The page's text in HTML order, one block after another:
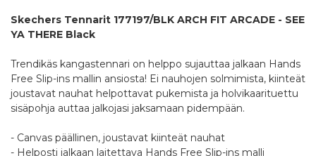
Skechers Tennarit 177197/BLK ARCH FIT ARCADE - SEE
YA THERE Black
Trendikäs kangastennari on helppo sujauttaa jalkaan Hands
Free Slip-ins mallin ansiosta! Ei nauhojen solmimista, kiinteät
joustavat nauhat helpottavat pukemista ja holvikaarituettu
sisäpohja auttaa jalkojasi jaksamaan pidempään.
- Canvas päällinen, joustavat kiinteät nauhat
- Helposti jalkaan laitettava Hands Free Slip-ins malli